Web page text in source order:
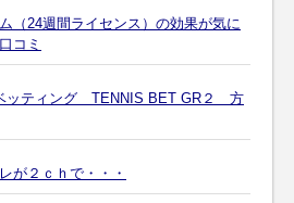
（24週間ライセンス）の効果が気に
コミ
ッティング TENNIS BET GR２ 方
が２ｃｈで・・・